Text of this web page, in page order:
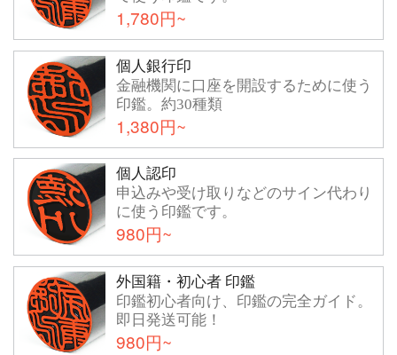
1,780円~
個人銀行印
金融機関に口座を開設するために使う
印鑑。約30種類
1,380円~
個人認印
申込みや受け取りなどのサイン代わり
に使う印鑑です。
980円~
外国籍・初心者 印鑑
印鑑初心者向け、印鑑の完全ガイド。
即日発送可能！
980円~